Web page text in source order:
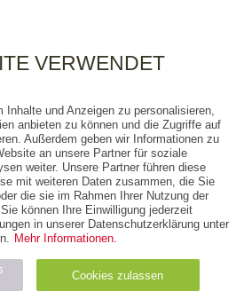
Bestseller
VERWENDET
Inhalte und Anzeigen zu personalisieren,
anbieten zu können und die Zugriffe auf
Außerdem geben wir Informationen zu
an unsere Partner für soziale
weiter. Unsere Partner führen diese
mit weiteren Daten zusammen, die Sie
die sie im Rahmen Ihrer Nutzung der
können Ihre Einwilligung jederzeit
in unserer Datenschutzerklärung unter
Mehr Informationen.
Cookies zulassen